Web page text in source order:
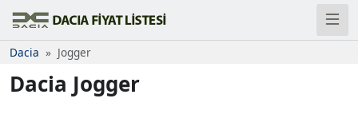
Dacia Jogger
Dacia Jogger